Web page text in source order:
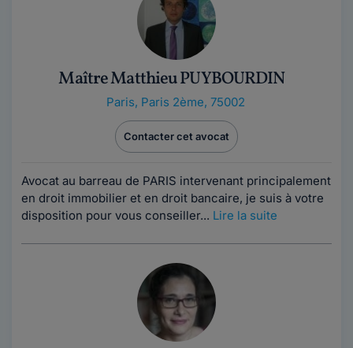
Maître Matthieu PUYBOURDIN
Paris, Paris 2ème, 75002
Contacter cet avocat
Avocat au barreau de PARIS intervenant principalement
en droit immobilier et en droit bancaire, je suis à votre
disposition pour vous conseiller... Lire la suite